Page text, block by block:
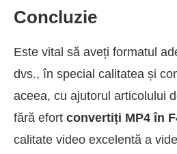
Concluzie
Este vital să aveți formatul
dvs., în special calitatea și
aceea, cu ajutorul articolului
fără efort convertiți MP4 în
calitate video excelentă a